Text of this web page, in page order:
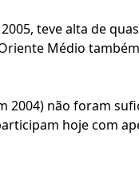
teve alta de
Médio
2004) não foram
hoje com